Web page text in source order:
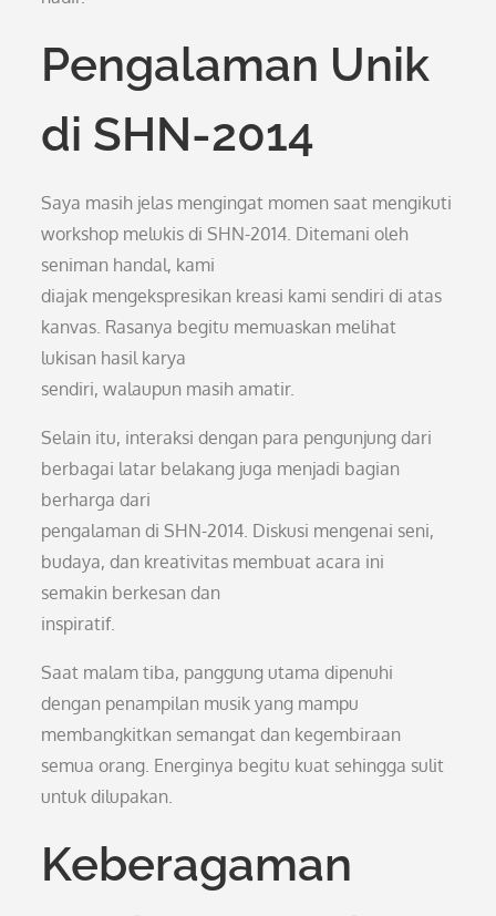
Pengalaman Unik
di SHN-2014
Saya masih jelas mengingat momen saat mengikuti
workshop melukis di SHN-2014. Ditemani oleh
seniman handal, kami
diajak mengekspresikan kreasi kami sendiri di atas
kanvas. Rasanya begitu memuaskan melihat
lukisan hasil karya
sendiri, walaupun masih amatir.
Selain itu, interaksi dengan para pengunjung dari
berbagai latar belakang juga menjadi bagian
berharga dari
pengalaman di SHN-2014. Diskusi mengenai seni,
budaya, dan kreativitas membuat acara ini
semakin berkesan dan
inspiratif.
Saat malam tiba, panggung utama dipenuhi
dengan penampilan musik yang mampu
membangkitkan semangat dan kegembiraan
semua orang. Energinya begitu kuat sehingga sulit
untuk dilupakan.
Keberagaman